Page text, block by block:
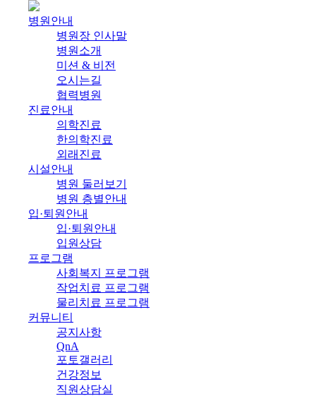
병원안내
병원장 인사말
병원소개
미션 & 비전
오시는길
협력병원
진료안내
의학진료
한의학진료
외래진료
시설안내
병원 둘러보기
병원 층별안내
입·퇴원안내
입·퇴원안내
입원상담
프로그램
사회복지 프로그램
작업치료 프로그램
물리치료 프로그램
커뮤니티
공지사항
QnA
포토갤러리
건강정보
직원상담실